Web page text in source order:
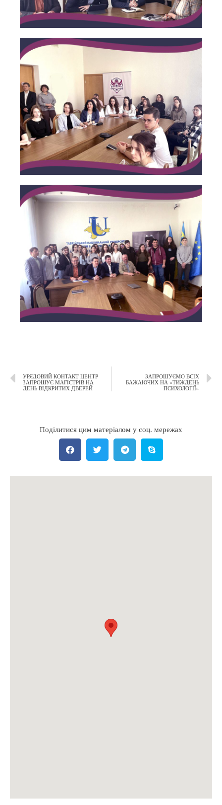
УРЯДОВИЙ КОНТАКТ ЦЕНТР
ЗАПРОШУЄ МАГІСТРІВ НА
ДЕНЬ ВІДКРИТИХ ДВЕРЕЙ
ЗАПРОШУЄМО ВСІХ
БАЖАЮЧИХ НА «ТИЖДЕНЬ
ПСИХОЛОГІЇ»
Поділитися цим матеріалом у соц. мережах